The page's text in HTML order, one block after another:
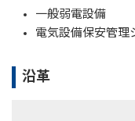
一般弱電設備
電気設備保安管理
沿革